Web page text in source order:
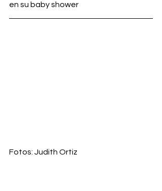
en su baby shower
Fotos: Judith Ortiz